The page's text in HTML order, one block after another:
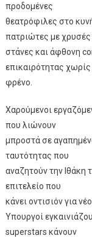
προδομένες
θεατρόφιλες στο
πατριώτες με χρυσές
στάνες και άφθονη
επικαιρότητας χωρίς
φρένο.
Χαρούμενοι
που λιώνουν
μπροστά σε
ταυτότητας που
αναζητούν την Ιθάκη
επιτελείο που
κάνει οντισιόν για
Υπουργοί
superstars κάνουν